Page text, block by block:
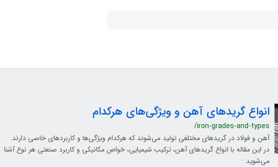
انواع گریدهای آهن و ویژگی‌های هرکدام
/iron-grades-and-types
آهن و فولاد در گریدهای مختلفی تولید می‌شوند که هرکدام ویژگی‌ها و کاربردهای خاصی دارند.
در این مقاله با انواع گریدهای آهن، ترکیب شیمیایی، خواص مکانیکی و کاربرد صنعتی هر نوع آشنا
می‌شوید